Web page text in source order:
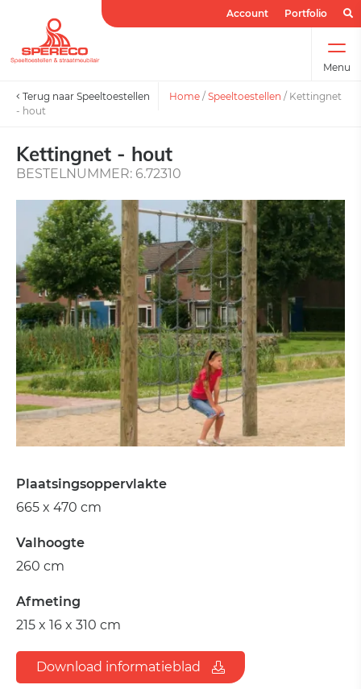
Account Portfolio
Menu
Terug naar Speeltoestellen Home / Speeltoestellen / Kettingnet
- hout
Kettingnet - hout
BESTELNUMMER: 6.72310
Plaatsingsoppervlakte
665 x 470 cm
Valhoogte
260 cm
Afmeting
215 x 16 x 310 cm
Download informatieblad